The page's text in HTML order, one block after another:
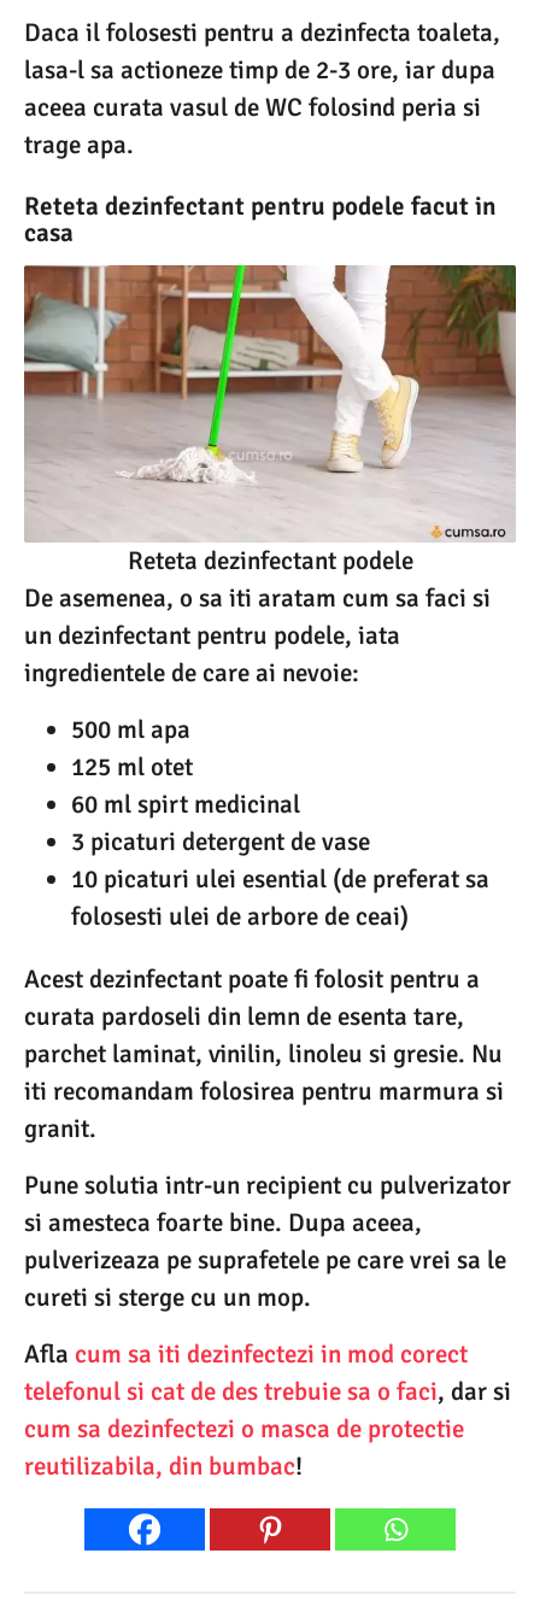
Daca il folosesti pentru a dezinfecta toaleta,
lasa-l sa actioneze timp de 2-3 ore, iar dupa
aceea curata vasul de WC folosind peria si
trage apa.
Reteta dezinfectant pentru podele facut in
casa
Reteta dezinfectant podele
De asemenea, o sa iti aratam cum sa faci si
un dezinfectant pentru podele, iata
ingredientele de care ai nevoie:
500 ml apa
125 ml otet
60 ml spirt medicinal
3 picaturi detergent de vase
10 picaturi ulei esential (de preferat sa
folosesti ulei de arbore de ceai)
Acest dezinfectant poate fi folosit pentru a
curata pardoseli din lemn de esenta tare,
parchet laminat, vinilin, linoleu si gresie. Nu
iti recomandam folosirea pentru marmura si
granit.
Pune solutia intr-un recipient cu pulverizator
si amesteca foarte bine. Dupa aceea,
pulverizeaza pe suprafetele pe care vrei sa le
cureti si sterge cu un mop.
Afla cum sa iti dezinfectezi in mod corect
telefonul si cat de des trebuie sa o faci, dar si
cum sa dezinfectezi o masca de protectie
reutilizabila, din bumbac!